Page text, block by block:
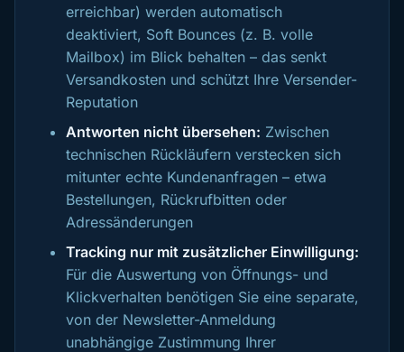
erreichbar) werden automatisch
deaktiviert, Soft Bounces (z. B. volle
Mailbox) im Blick behalten – das senkt
Versandkosten und schützt Ihre Versender-
Reputation
Antworten nicht übersehen: Zwischen
technischen Rückläufern verstecken sich
mitunter echte Kundenanfragen – etwa
Bestellungen, Rückrufbitten oder
Adressänderungen
Tracking nur mit zusätzlicher Einwilligung:
Für die Auswertung von Öffnungs- und
Klickverhalten benötigen Sie eine separate,
von der Newsletter-Anmeldung
unabhängige Zustimmung Ihrer